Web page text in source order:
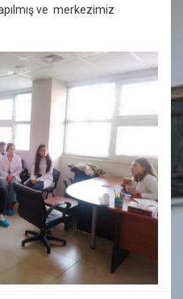
ve merkezimiz